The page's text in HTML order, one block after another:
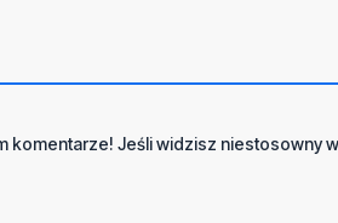
komentarze! Jeśli widzisz niestosowny